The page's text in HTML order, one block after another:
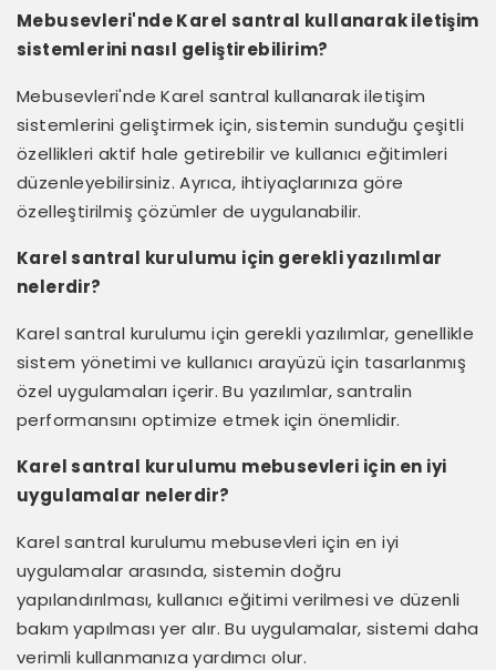
Mebusevleri'nde Karel santral kullanarak iletişim
sistemlerini nasıl geliştirebilirim?
Mebusevleri'nde Karel santral kullanarak iletişim
sistemlerini geliştirmek için, sistemin sunduğu çeşitli
özellikleri aktif hale getirebilir ve kullanıcı eğitimleri
düzenleyebilirsiniz. Ayrıca, ihtiyaçlarınıza göre
özelleştirilmiş çözümler de uygulanabilir.
Karel santral kurulumu için gerekli yazılımlar
nelerdir?
Karel santral kurulumu için gerekli yazılımlar, genellikle
sistem yönetimi ve kullanıcı arayüzü için tasarlanmış
özel uygulamaları içerir. Bu yazılımlar, santralin
performansını optimize etmek için önemlidir.
Karel santral kurulumu mebusevleri için en iyi
uygulamalar nelerdir?
Karel santral kurulumu mebusevleri için en iyi
uygulamalar arasında, sistemin doğru
yapılandırılması, kullanıcı eğitimi verilmesi ve düzenli
bakım yapılması yer alır. Bu uygulamalar, sistemi daha
verimli kullanmanıza yardımcı olur.